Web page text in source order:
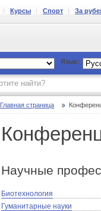
Курсы Спорт За
Язык:
Главная страница
Научные
Биотехнология
Гуманитарные науки